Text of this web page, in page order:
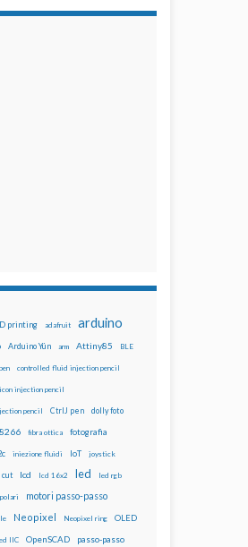
printing adafruit arduino
Arduino Yún arm Attiny85 BLE
controlled fluid injection pencil
injection pencil
pencil CtrlJ pen dolly foto
fibra ottica fotografia
iniezione fluidi IoT joystick
cut lcd lcd 16x2 led led rgb
motori passo-passo
Neopixel Neopixel ring OLED
IIC OpenSCAD passo-passo